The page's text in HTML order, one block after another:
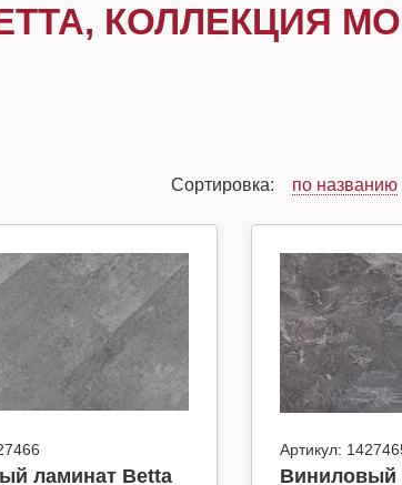
КОЛЛЕКЦИЯ
Сортировка: по названию
ламинат Betta
Артикул:
Виниловый